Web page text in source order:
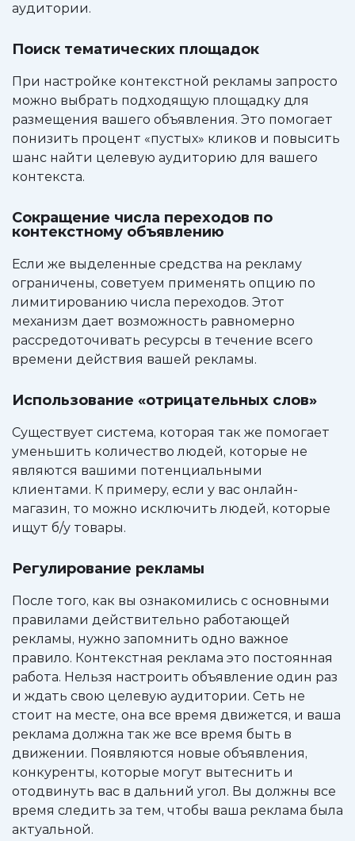
аудитории.
Поиск тематических площадок
При настройке контекстной рекламы запросто
можно выбрать подходящую площадку для
размещения вашего объявления. Это помогает
понизить процент «пустых» кликов и повысить
шанс найти целевую аудиторию для вашего
контекста.
Сокращение числа переходов по
контекстному объявлению
Если же выделенные средства на рекламу
ограничены, советуем применять опцию по
лимитированию числа переходов. Этот
механизм дает возможность равномерно
рассредоточивать ресурсы в течение всего
времени действия вашей рекламы.
Использование «отрицательных слов»
Существует система, которая так же помогает
уменьшить количество людей, которые не
являются вашими потенциальными
клиентами. К примеру, если у вас онлайн-
магазин, то можно исключить людей, которые
ищут б/у товары.
Регулирование рекламы
После того, как вы ознакомились с основными
правилами действительно работающей
рекламы, нужно запомнить одно важное
правило. Контекстная реклама это постоянная
работа. Нельзя настроить объявление один раз
и ждать свою целевую аудитории. Сеть не
стоит на месте, она все время движется, и ваша
реклама должна так же все время быть в
движении. Появляются новые объявления,
конкуренты, которые могут вытеснить и
отодвинуть вас в дальний угол. Вы должны все
время следить за тем, чтобы ваша реклама была
актуальной.